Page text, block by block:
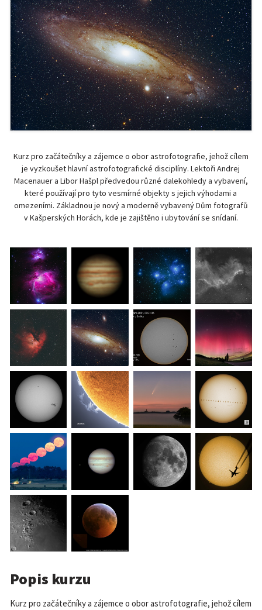
Kurz pro začátečníky a zájemce o obor astrofotografie, jehož cílem
je vyzkoušet hlavní astrofotografické disciplíny. Lektoři Andrej
Macenauer a Libor Hašpl předvedou různé dalekohledy a vybavení,
které používají pro tyto vesmírné objekty s jejich výhodami a
omezeními. Základnou je nový a moderně vybavený Dům fotografů
v Kašperských Horách, kde je zajištěno i ubytování se snídaní.
Popis kurzu
Kurz pro začátečníky a zájemce o obor astrofotografie, jehož cílem